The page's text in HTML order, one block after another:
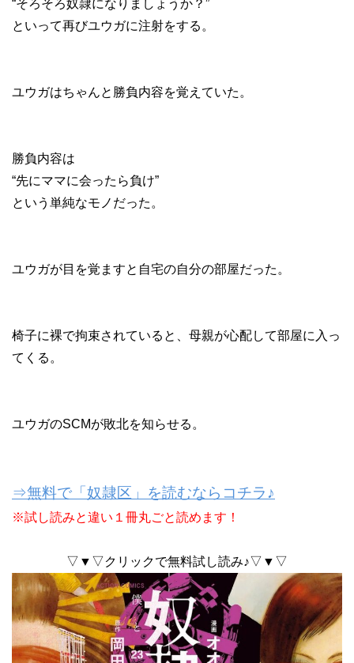
“そろそろ奴隷になりましょうか？”
といって再びユウガに注射をする。
ユウガはちゃんと勝負内容を覚えていた。
勝負内容は
“先にママに会ったら負け”
という単純なモノだった。
ユウガが目を覚ますと自宅の自分の部屋だった。
椅子に裸で拘束されていると、母親が心配して部屋に入っ
てくる。
ユウガのSCMが敗北を知らせる。
⇒無料で「奴隷区」を読むならコチラ♪
※試し読みと違い１冊丸ごと読めます！
▽▼▽クリックで無料試し読み♪▽▼▽